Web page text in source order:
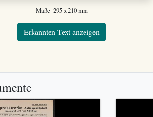
Maße: 295 x 210 mm
Erkannten Text anzeigen